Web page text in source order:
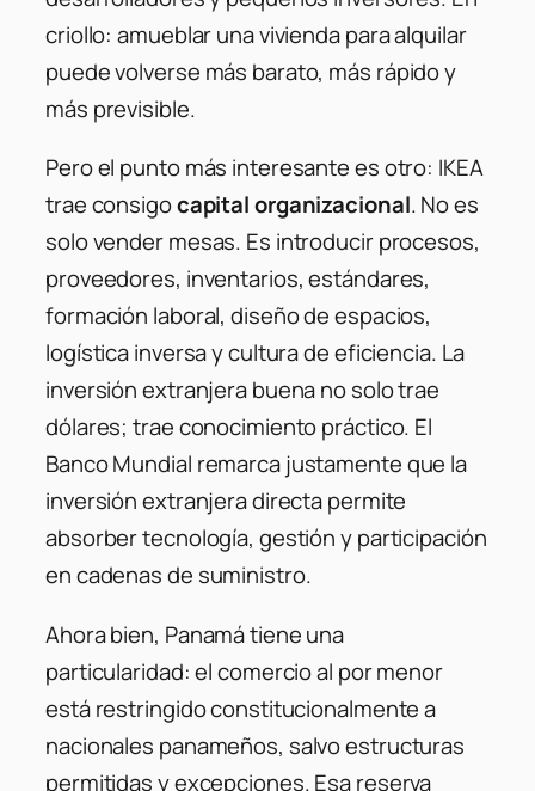
criollo: amueblar una vivienda para alquilar
puede volverse más barato, más rápido y
más previsible.
Pero el punto más interesante es otro: IKEA
trae consigocapital organizacional. No es
solo vender mesas. Es introducir procesos,
proveedores, inventarios, estándares,
formación laboral, diseño de espacios,
logística inversa y cultura de eficiencia. La
inversión extranjera buena no solo trae
dólares; trae conocimiento práctico. El
Banco Mundial remarca justamente que la
inversión extranjera directa permite
absorber tecnología, gestión y participación
en cadenas de suministro.
Ahora bien, Panamá tiene una
particularidad: el comercio al por menor
está restringido constitucionalmente a
nacionales panameños, salvo estructuras
permitidas y excepciones. Esa reserva